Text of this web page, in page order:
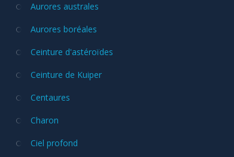
Aurores australes
Aurores boréales
Ceinture d'astéroïdes
Ceinture de Kuiper
Centaures
Charon
Ciel profond